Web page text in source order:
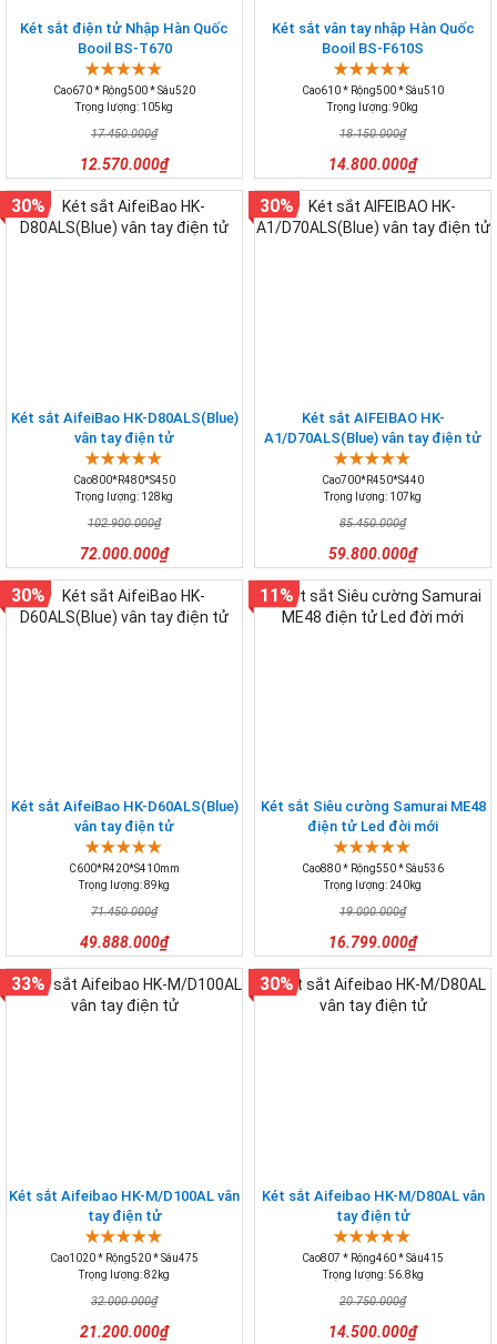
Két sắt điện tử Nhập Hàn Quốc
Booil BS-T670
Cao670 * Rộng500 * Sâu520
Trọng lượng: 105kg
17.450.000₫
12.570.000₫
Két sắt vân tay nhập Hàn Quốc
Booil BS-F610S
Cao610 * Rộng500 * Sâu510
Trọng lượng: 90kg
18.150.000₫
14.800.000₫
Két sắt AifeiBao HK-D80ALS(Blue)
vân tay điện tử
Cao800*R480*S450
Trọng lượng: 128kg
102.900.000₫
72.000.000₫
30%
Két sắt AIFEIBAO HK-
A1/D70ALS(Blue) vân tay điện tử
Cao700*R450*S440
Trọng lượng: 107kg
85.450.000₫
59.800.000₫
30%
Két sắt AifeiBao HK-D60ALS(Blue)
vân tay điện tử
C600*R420*S410mm
Trọng lượng: 89kg
71.450.000₫
49.888.000₫
30%
Két sắt Siêu cường Samurai ME48
điện tử Led đời mới
Cao880 * Rộng550 * Sâu536
Trọng lượng: 240kg
19.000.000₫
16.799.000₫
11%
Két sắt Aifeibao HK-M/D100AL vân
tay điện tử
Cao1020 * Rộng520 * Sâu475
Trọng lượng: 82kg
32.000.000₫
21.200.000₫
33%
Két sắt Aifeibao HK-M/D80AL vân
tay điện tử
Cao807 * Rộng460 * Sâu415
Trọng lượng: 56.8kg
20.750.000₫
14.500.000₫
30%